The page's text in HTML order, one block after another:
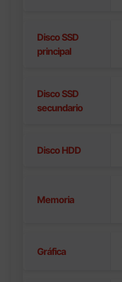
Disco SSD
principal
Disco SSD
secundario
Disco HDD
Memoria
Gráfica